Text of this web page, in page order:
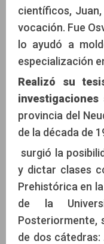
científicos,
vocación. Fue
lo ayudó a
especialización
Realizó su
provincia del
de la década de
surgió la
y dictar clases
Prehistórica en
de la
Posteriormente,
de dos